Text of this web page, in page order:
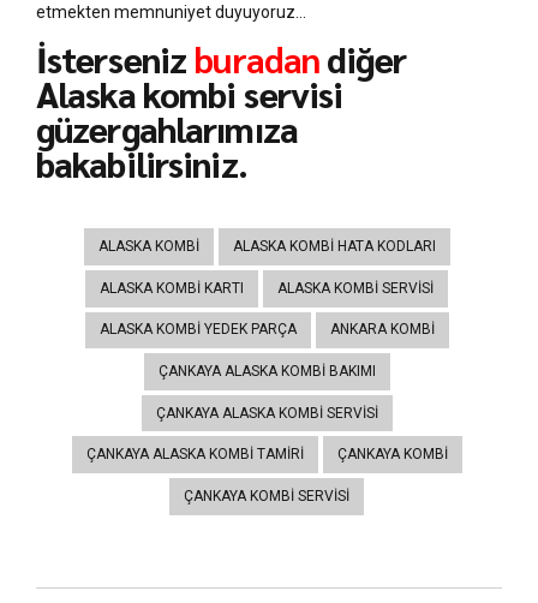
etmekten memnuniyet duyuyoruz…
İsterseniz buradandiğer
Alaska kombi servisi
güzergahlarımıza
bakabilirsiniz.
ALASKA KOMBI ALASKA KOMBI HATA KODLARI
ALASKA KOMBI KARTI ALASKA KOMBI SERVISI
ALASKA KOMBI YEDEK PARÇA ANKARA KOMBI
ÇANKAYA ALASKA KOMBI BAKIMI
ÇANKAYA ALASKA KOMBI SERVISI
ÇANKAYA ALASKA KOMBI TAMIRI ÇANKAYA KOMBI
ÇANKAYA KOMBI SERVISI